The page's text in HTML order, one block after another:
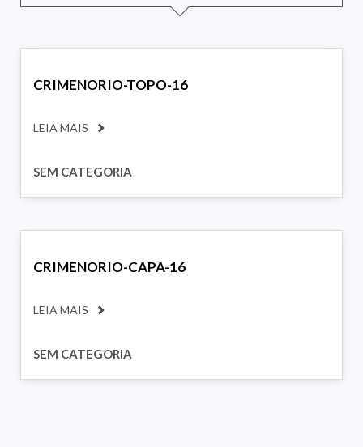
CRIMENORIO-TOPO-16
LEIA MAIS
SEM CATEGORIA
CRIMENORIO-CAPA-16
LEIA MAIS
SEM CATEGORIA